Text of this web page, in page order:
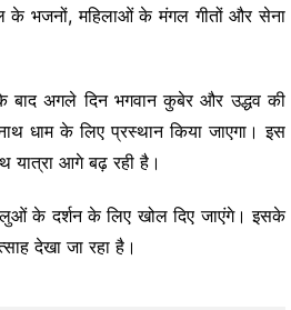
के भजनों, महिलाओं के मंगल गीतों और सेना
बाद अगले दिन भगवान कुबेर और उद्धव की
धाम के लिए प्रस्थान किया जाएगा। इस
यात्रा आगे बढ़ रही है।
के दर्शन के लिए खोल दिए जाएंगे। इसके
देखा जा रहा है।